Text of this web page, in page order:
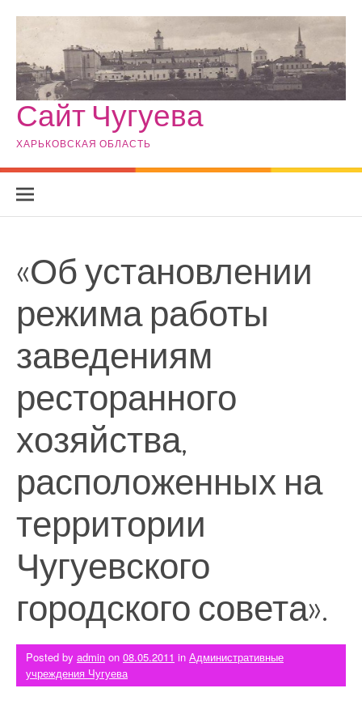
Сайт Чугуева
ХАРЬКОВСКАЯ ОБЛАСТЬ
«Об установлении
режима работы
заведениям
ресторанного
хозяйства,
расположенных на
территории
Чугуевского
городского совета».
Posted by admin on 08.05.2011 in Административные
учреждения Чугуева